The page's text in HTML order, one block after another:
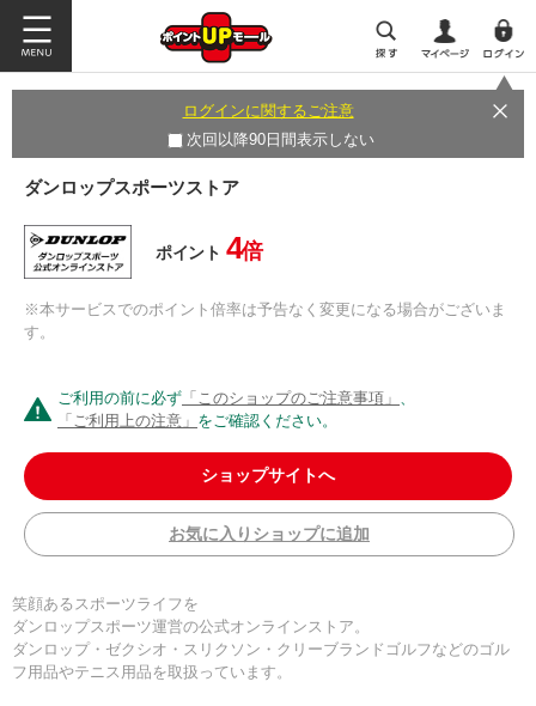
ログインに関するご注意
次回以降90日間表示しない
ダンロップスポーツストア
ポイント 4倍
※本サービスでのポイント倍率は予告なく変更になる場合がございま
す。
ご利用の前に必ず 「このショップのご注意事項」 、
「ご利用上の注意」 をご確認ください。
ショップサイトへ
お気に入りショップに追加
笑顔あるスポーツライフを
ダンロップスポーツ運営の公式オンラインストア。
ダンロップ・ゼクシオ・スリクソン・クリーブランドゴルフなどのゴル
フ用品やテニス用品を取扱っています。